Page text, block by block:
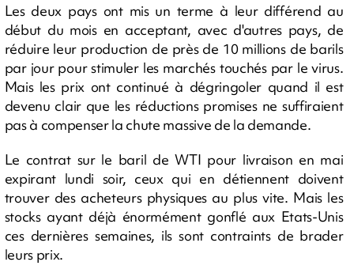
Les deux pays ont mis un terme à leur différend au
début du mois en acceptant, avec d'autres pays, de
réduire leur production de près de 10 millions de barils
par jour pour stimuler les marchés touchés par le virus.
Mais les prix ont continué à dégringoler quand il est
devenu clair que les réductions promises ne suffiraient
pas à compenser la chute massive de la demande.
Le contrat sur le baril de WTI pour livraison en mai
expirant lundi soir, ceux qui en détiennent doivent
trouver des acheteurs physiques au plus vite. Mais les
stocks ayant déjà énormément gonflé aux Etats-Unis
ces dernières semaines, ils sont contraints de brader
leurs prix.